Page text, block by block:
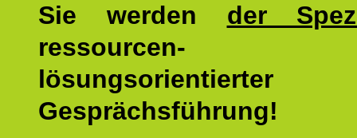
Sie werden der
lösungsorientierter
Gesprächsführung!